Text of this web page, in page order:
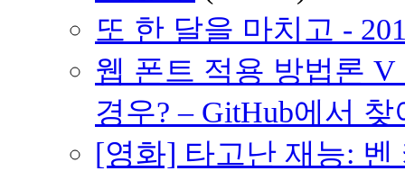
또 한 달을 마치고 -
웹 폰트 적용 방법론
경우? – GitHub에서 찾
[영화] 타고난 재능: 벤